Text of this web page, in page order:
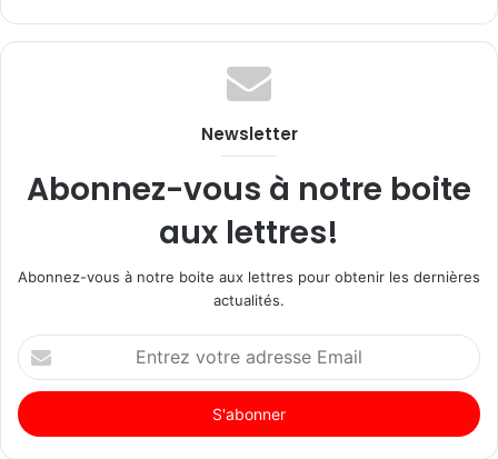
Newsletter
Abonnez-vous à notre boite
aux lettres!
Abonnez-vous à notre boite aux lettres pour obtenir les dernières
actualités.
Entrez
votre
adresse
Email